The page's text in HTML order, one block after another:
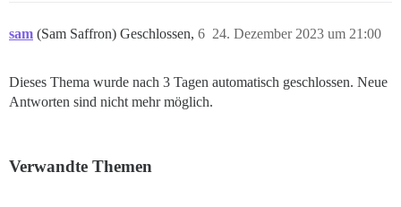
sam (Sam Saffron) Geschlossen, 24. Dezember 2023 um 21:00
6
Dieses Thema wurde nach 3 Tagen automatisch geschlossen. Neue
Antworten sind nicht mehr möglich.
Verwandte Themen